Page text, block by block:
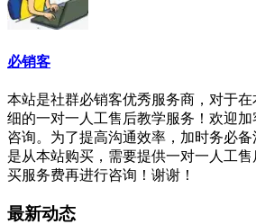
必销客
本站是社群必销客优秀服务商，对于
细的一对一人工售后教学服务！欢迎加
咨询。为了提高沟通效率，加时务必
是从本站购买，需要提供一对一人工
买服务费再进行咨询！谢谢！
最新动态